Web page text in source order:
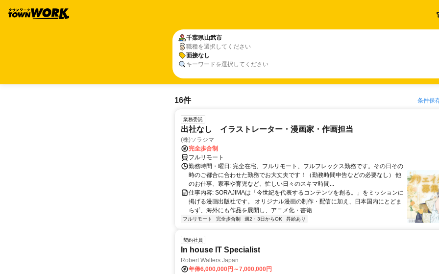
千葉県山武市
職種を選択してください
面接なし
キーワードを選択してください
16件 条件保
業務委託
出社なし イラストレーター・漫画家・作画担当
(株)ソラジマ
完全歩合制
フルリモート
勤務時間・曜日: 完全在宅、フルリモート、フルフレックス勤務です。その日その
時のご都合に合わせた勤務でお大丈夫です！（勤務時間申告などの必要なし） 他
のお仕事、家事や育児など、忙しい日々のスキマ時間...
仕事内容: SORAJIMAは「今世紀を代表するコンテンツを創る。」をミッションに
掲げる漫画出版社です。 オリジナル漫画の制作・配信に加え、日本国内にとどま
らず、海外にも作品を展開し、アニメ化・書籍...
フルリモート 完全歩合制 週2・3日からOK 昇給あり
契約社員
In house IT Specialist
Robert Walters Japan
年俸6,000,000円～7,000,000円